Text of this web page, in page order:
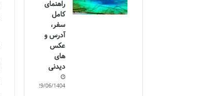
راهنمای
کامل
سفر،
آدرس و
عکس
های
دیدنی
29/06/1404